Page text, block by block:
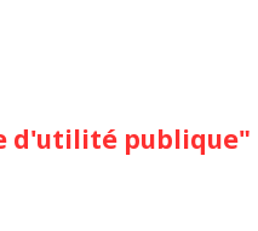
d'utilité publique"